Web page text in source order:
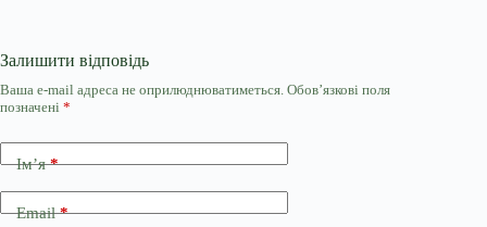
Залишити відповідь
Ваша e-mail адреса не оприлюднюватиметься. Обов’язкові поля
позначені *
Ім’я*
Email*